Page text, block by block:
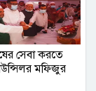
সেবা করতে
মফিজুর